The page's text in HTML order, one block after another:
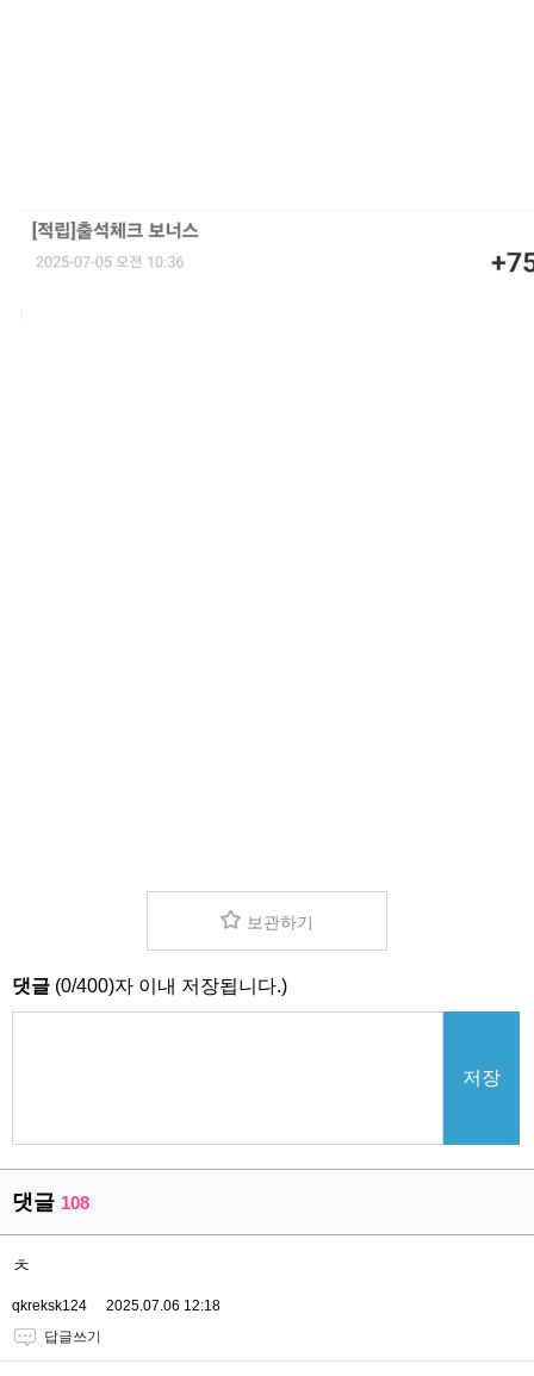
보관하기
댓글 (0/400)자 이내 저장됩니다.)
저장
댓글 108
ㅊ
qkreksk124
2025.07.06 12:18
답글쓰기